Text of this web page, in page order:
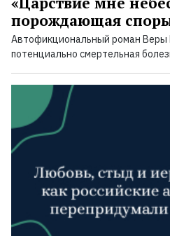
порождающая
Автофикциональный роман Веры
потенциально смертельная